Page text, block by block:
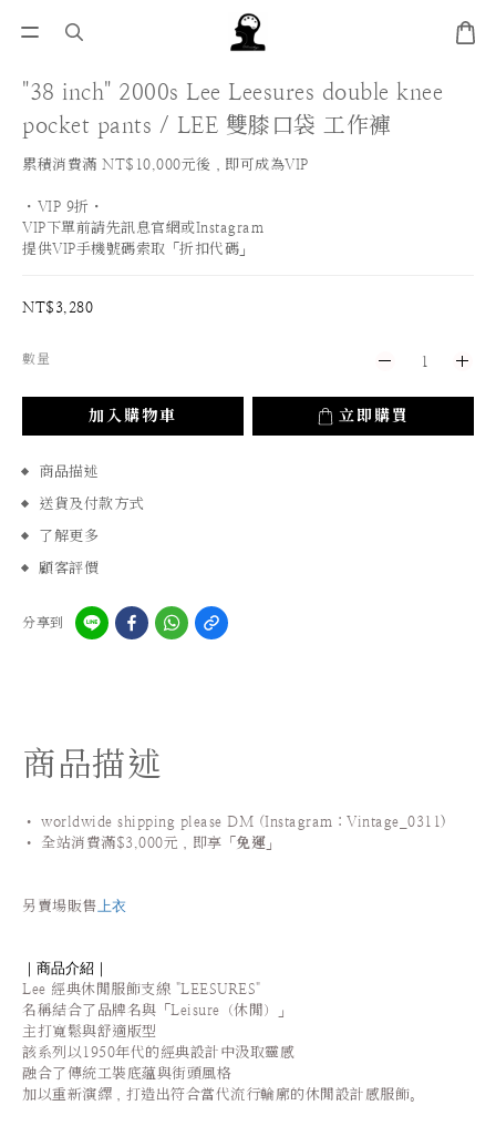
"38 inch" 2000s Lee Leesures double knee
pocket pants / LEE 雙膝口袋 工作褲
累積消費滿 NT$10,000元後，即可成為VIP
・VIP 9折・
VIP下單前請先訊息官網或Instagram
提供VIP手機號碼索取「折扣代碼」
NT$3,280
數量
加入購物車 立即購買
商品描述
送貨及付款方式
了解更多
顧客評價
分享到
商品描述
• worldwide shipping please DM (Instagram：Vintage_0311)
• 全站消費滿$3,000元，即享「 免運 」
另賣場販售上衣
｜商品介紹｜
Lee 經典休閒服飾支線 "LEESURES"
名稱結合了品牌名與「Leisure（休閒）」
主打寬鬆與舒適版型
該系列以1950年代的經典設計中汲取靈感
融合了傳統工裝底蘊與街頭風格
加以重新演繹 ， 打造出符合當代流行輪廓的休閒設計感服飾。